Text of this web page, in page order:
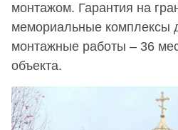
монтажом. Гарантия на
мемориальные комплексы
монтажные работы – 36
объекта.